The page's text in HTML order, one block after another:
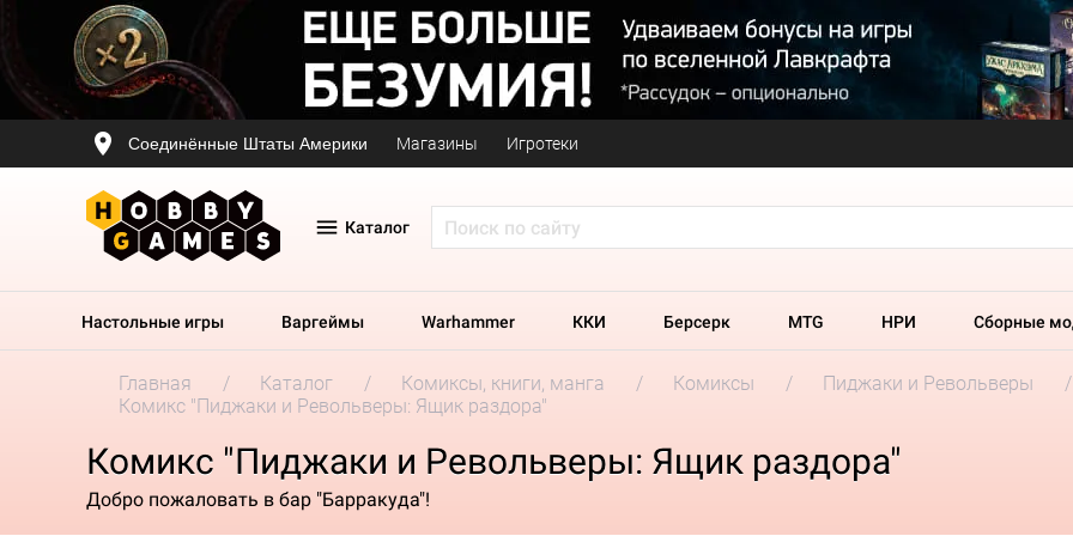
Соединённые Штаты Америки Магазины Игротеки
Каталог
Настольные игры Варгеймы Warhammer ККИ Берсерк MTG НРИ Сборные
Главная Каталог Комиксы, книги, манга Комиксы
Пиджаки и Револьверы
Комикс "Пиджаки и Револьверы: Ящик раздора"
Комикс "Пиджаки и Револьверы: Ящик раздора"
Добро пожаловать в бар "Барракуда"!